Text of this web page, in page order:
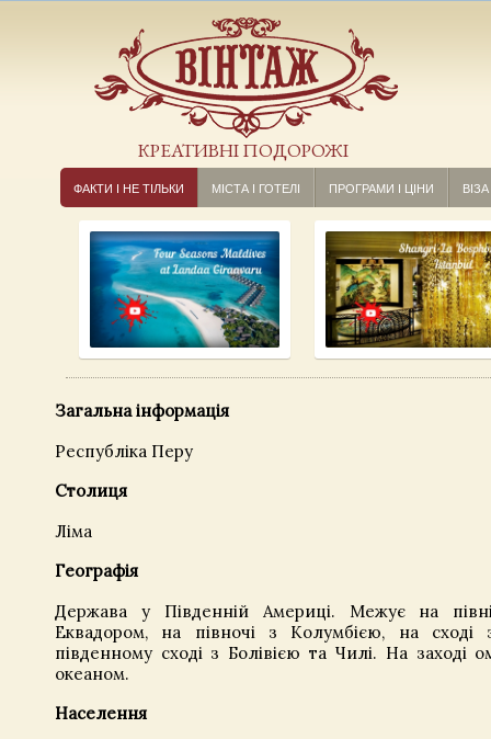
КРЕАТИВНІ ПОДОРОЖІ
ФАКТИ І НЕ ТІЛЬКИ МІСТА І ГОТЕЛІ ПРОГРАМИ І ЦІНИ ВІЗА
Загальна інформація
Республіка Перу
Столиця
Ліма
Географія
Держава у Південній Америці. Межує на
Еквадором, на півночі з Колумбією, на сході
південному сході з Болівією та Чилі. На заході
океаном.
Населення